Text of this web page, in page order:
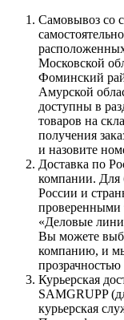
Самовывоз со
Московской
Фоминский
Амурской
доступны в
товаров на
получения
и назовите
Доставка по
компании. Для
России и
«Деловые
Вы можете
компанию, и
прозрачностью
Курьерская
SAMGRUPP
курьерская